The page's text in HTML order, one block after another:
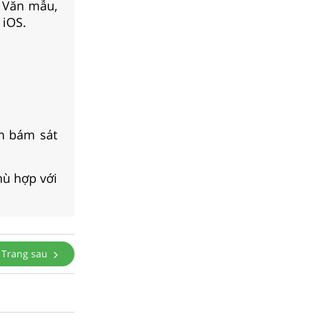
mẫu,
bám sát
hợp với
Trang sau